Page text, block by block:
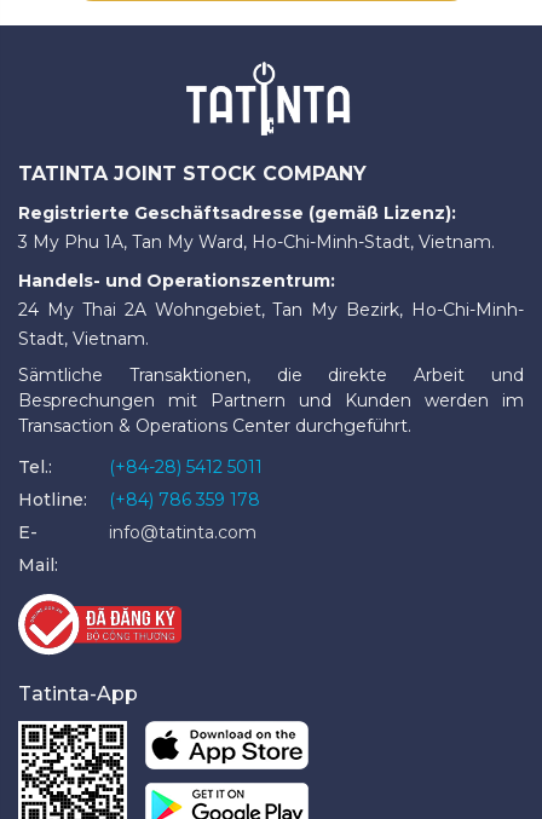
TATINTA JOINT STOCK COMPANY
Registrierte Geschäftsadresse (gemäß Lizenz):
3 My Phu 1A, Tan My Ward, Ho-Chi-Minh-Stadt, Vietnam.
Handels- und Operationszentrum:
24 My Thai 2A Wohngebiet, Tan My Bezirk, Ho-Chi-Minh-
Stadt, Vietnam.
Sämtliche Transaktionen, die direkte Arbeit und
Besprechungen mit Partnern und Kunden werden im
Transaction & Operations Center durchgeführt.
Tel.:
(+84-28) 5412 5011
Hotline:
(+84) 786 359 178
E-
Mail:
info@tatinta.com
Tatinta-App